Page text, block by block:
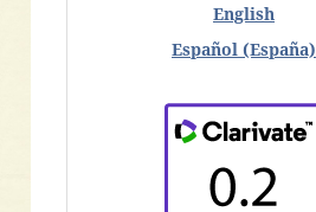
English
Español (España)